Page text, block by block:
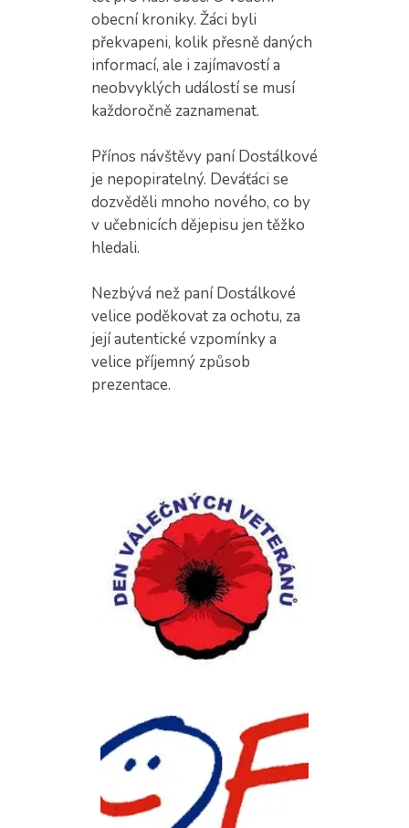
obecní kroniky. Žáci byli
překvapeni, kolik přesně daných
informací, ale i zajímavostí a
neobvyklých událostí se musí
každoročně zaznamenat.
Přínos návštěvy paní Dostálkové
je nepopiratelný. Deváťáci se
dozvěděli mnoho nového, co by
v učebnicích dějepisu jen těžko
hledali.
Nezbývá než paní Dostálkové
velice poděkovat za ochotu, za
její autentické vzpomínky a
velice příjemný způsob
prezentace.